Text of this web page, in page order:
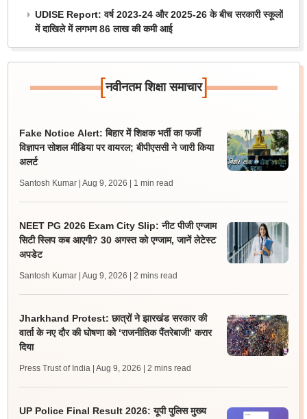
UDISE Report: वर्ष 2023-24 और 2025-26 के बीच सरकारी स्कूलों
में दाखिले में लगभग 86 लाख की कमी आई
[नवीनतम शिक्षा समाचार]
Fake Notice Alert: बिहार में शिक्षक भर्ती का फर्जी
विज्ञापन सोशल मीडिया पर वायरल; बीपीएससी ने जारी किया
अलर्ट
Santosh Kumar | Aug 9, 2026 | 1 min read
NEET PG 2026 Exam City Slip: नीट पीजी एग्जाम
सिटी स्लिप कब आएगी? 30 अगस्त को एग्जाम, जानें लेटेस्ट
अपडेट
Santosh Kumar | Aug 9, 2026 | 2 mins read
Jharkhand Protest: छात्रों ने झारखंड सरकार की
वार्ता के नए दौर की घोषणा को ‘राजनीतिक पैंतरेबाजी’ करार
दिया
Press Trust of India | Aug 9, 2026 | 2 mins read
UP Police Final Result 2026: यूपी पुलिस मुख्य